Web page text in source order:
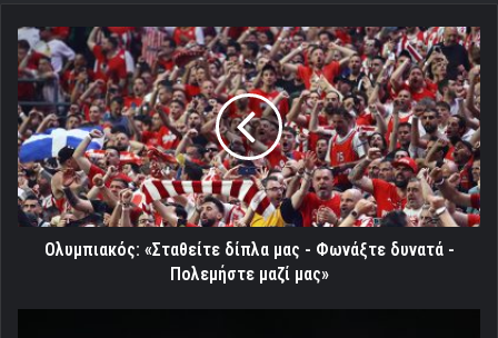
Ολυμπιακός:
«Σταθείτε
δίπλα
μας
-
Φωνάξτε
δυνατά
-
Πολεμήστε
Ολυμπιακός: «Σταθείτε δίπλα μας - Φωνάξτε δυνατά -
Πολεμήστε μαζί μας»